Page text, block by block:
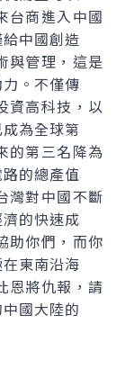
商進入中國
中國創造
管理，這是
。不僅傳
高科技，以
為全球第
第三名降為
的總產值
對中國不斷
的快速成
你們，而你
東南沿海
將仇報，請
國大陸的